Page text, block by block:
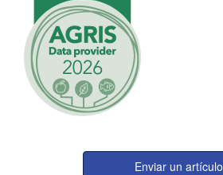
Enviar un artículo